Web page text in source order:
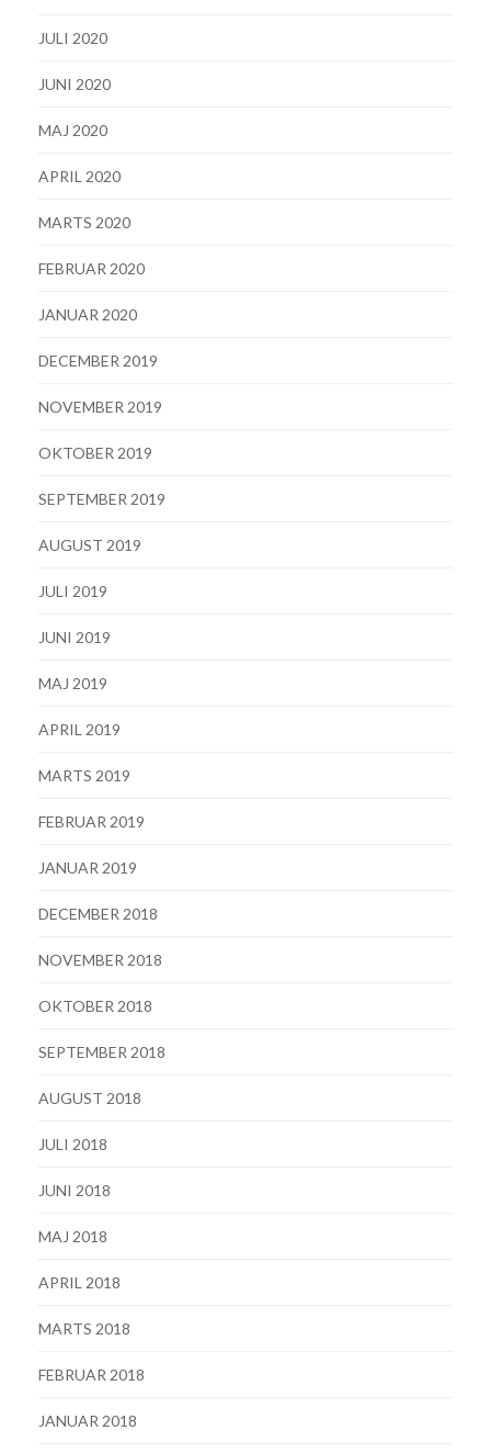
JULI 2020
JUNI 2020
MAJ 2020
APRIL 2020
MARTS 2020
FEBRUAR 2020
JANUAR 2020
DECEMBER 2019
NOVEMBER 2019
OKTOBER 2019
SEPTEMBER 2019
AUGUST 2019
JULI 2019
JUNI 2019
MAJ 2019
APRIL 2019
MARTS 2019
FEBRUAR 2019
JANUAR 2019
DECEMBER 2018
NOVEMBER 2018
OKTOBER 2018
SEPTEMBER 2018
AUGUST 2018
JULI 2018
JUNI 2018
MAJ 2018
APRIL 2018
MARTS 2018
FEBRUAR 2018
JANUAR 2018